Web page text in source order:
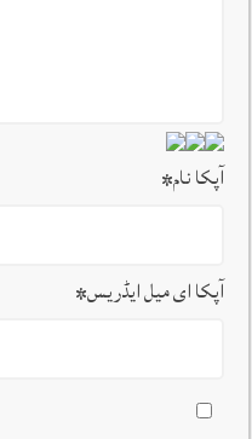
آپکا نام*
آپکا ای میل ایڈریس*